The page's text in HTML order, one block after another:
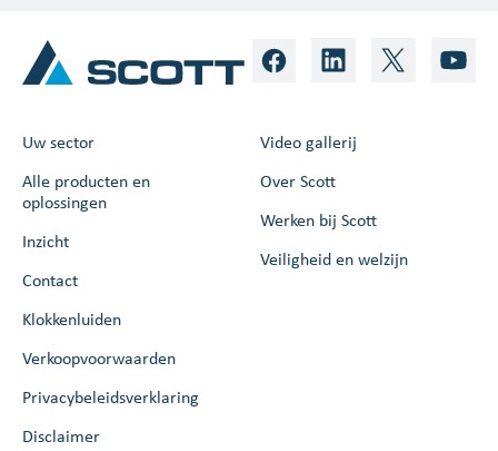
Uw sector
Alle producten en
oplossingen
Inzicht
Contact
Video gallerij
Over Scott
Werken bij Scott
Veiligheid en welzijn
Klokkenluiden
Verkoopvoorwaarden
Privacybeleidsverklaring
Disclaimer